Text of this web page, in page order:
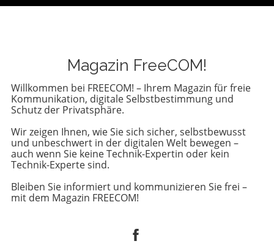
Magazin FreeCOM!
Willkommen bei FREECOM! – Ihrem Magazin für freie
Kommunikation, digitale Selbstbestimmung und
Schutz der Privatsphäre.
Wir zeigen Ihnen, wie Sie sich sicher, selbstbewusst
und unbeschwert in der digitalen Welt bewegen –
auch wenn Sie keine Technik-Expertin oder kein
Technik-Experte sind.
Bleiben Sie informiert und kommunizieren Sie frei –
mit dem Magazin FREECOM!